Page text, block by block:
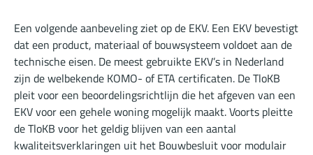
Een volgende aanbeveling ziet op de EKV. Een EKV bevestigt
dat een product, materiaal of bouwsysteem voldoet aan de
technische eisen. De meest gebruikte EKV’s in Nederland
zijn de welbekende KOMO- of ETA certificaten. De TloKB
pleit voor een beoordelingsrichtlijn die het afgeven van een
EKV voor een gehele woning mogelijk maakt. Voorts pleitte
de TloKB voor het geldig blijven van een aantal
kwaliteitsverklaringen uit het Bouwbesluit voor modulair